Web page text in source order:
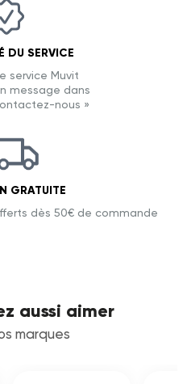
DU SERVICE
service Muvit
message dans
nous »
GRATUITE
dès 50€ de commande
aussi aimer
marques